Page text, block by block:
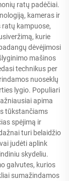
ratų padėčiai.
kameras ir
kampuose,
kurie
dėvėjimosi
mašinos
technikus per
nuoseklų
lygio. Populiari
apima
tūkstančiams
spėjimą ir
turi belaidžio
judėti aplink
skydeliu.
galvutes, kurios
sumažindamos